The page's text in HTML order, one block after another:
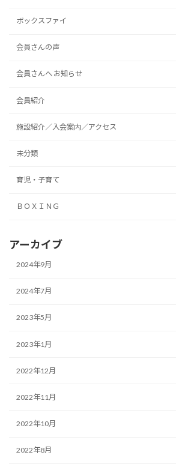
ボックスファイ
会員さんの声
会員さんへ お知らせ
会員紹介
施設紹介／入会案内／アクセス
未分類
育児・子育て
ＢＯＸＩＮＧ
アーカイブ
2024年9月
2024年7月
2023年5月
2023年1月
2022年12月
2022年11月
2022年10月
2022年8月